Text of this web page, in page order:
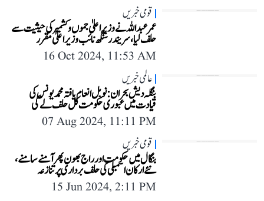
قومی خبریں
عمر عبداللہ نے وزیر اعلیٰ جموں و کشمیر کی حیثیت سے
حلف لیا، سریندر سنگھ نائب وزیر اعلیٰ مقرر
16 Oct 2024, 11:53 AM
عالمی خبریں
بنگلہ دیش بحران: نوبل انعام یافتہ محمد یونس کی
قیادت میں عبوری حکومت کل حلف لے گی
07 Aug 2024, 11:11 PM
قومی خبریں
بنگال میں حکومت اور راج بھون پھر آمنے سامنے،
نئے ارکان اسمبلی کی حلف برداری پر تنازعہ
15 Jun 2024, 2:11 PM